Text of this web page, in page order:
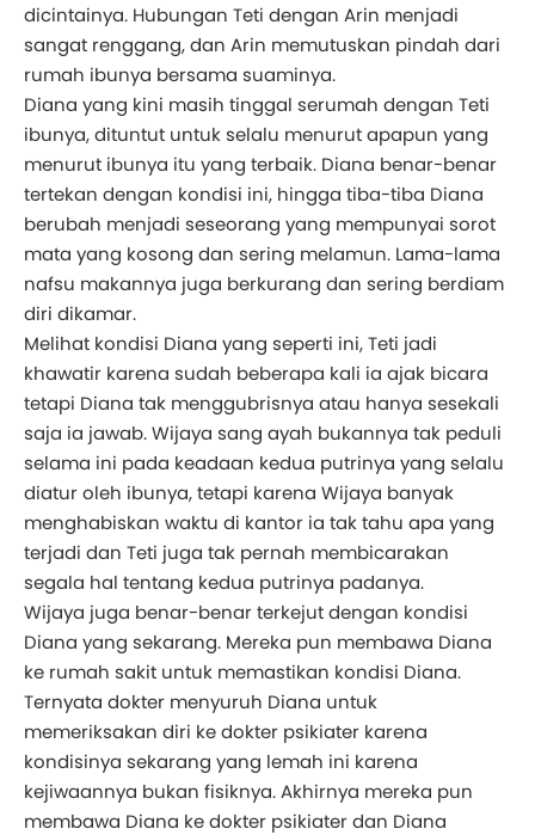
dicintainya. Hubungan Teti dengan Arin menjadi
sangat renggang, dan Arin memutuskan pindah dari
rumah ibunya bersama suaminya.
Diana yang kini masih tinggal serumah dengan Teti
ibunya, dituntut untuk selalu menurut apapun yang
menurut ibunya itu yang terbaik. Diana benar-benar
tertekan dengan kondisi ini, hingga tiba-tiba Diana
berubah menjadi seseorang yang mempunyai sorot
mata yang kosong dan sering melamun. Lama-lama
nafsu makannya juga berkurang dan sering berdiam
diri dikamar.
Melihat kondisi Diana yang seperti ini, Teti jadi
khawatir karena sudah beberapa kali ia ajak bicara
tetapi Diana tak menggubrisnya atau hanya sesekali
saja ia jawab. Wijaya sang ayah bukannya tak peduli
selama ini pada keadaan kedua putrinya yang selalu
diatur oleh ibunya, tetapi karena Wijaya banyak
menghabiskan waktu di kantor ia tak tahu apa yang
terjadi dan Teti juga tak pernah membicarakan
segala hal tentang kedua putrinya padanya.
Wijaya juga benar-benar terkejut dengan kondisi
Diana yang sekarang. Mereka pun membawa Diana
ke rumah sakit untuk memastikan kondisi Diana.
Ternyata dokter menyuruh Diana untuk
memeriksakan diri ke dokter psikiater karena
kondisinya sekarang yang lemah ini karena
kejiwaannya bukan fisiknya. Akhirnya mereka pun
membawa Diana ke dokter psikiater dan Diana